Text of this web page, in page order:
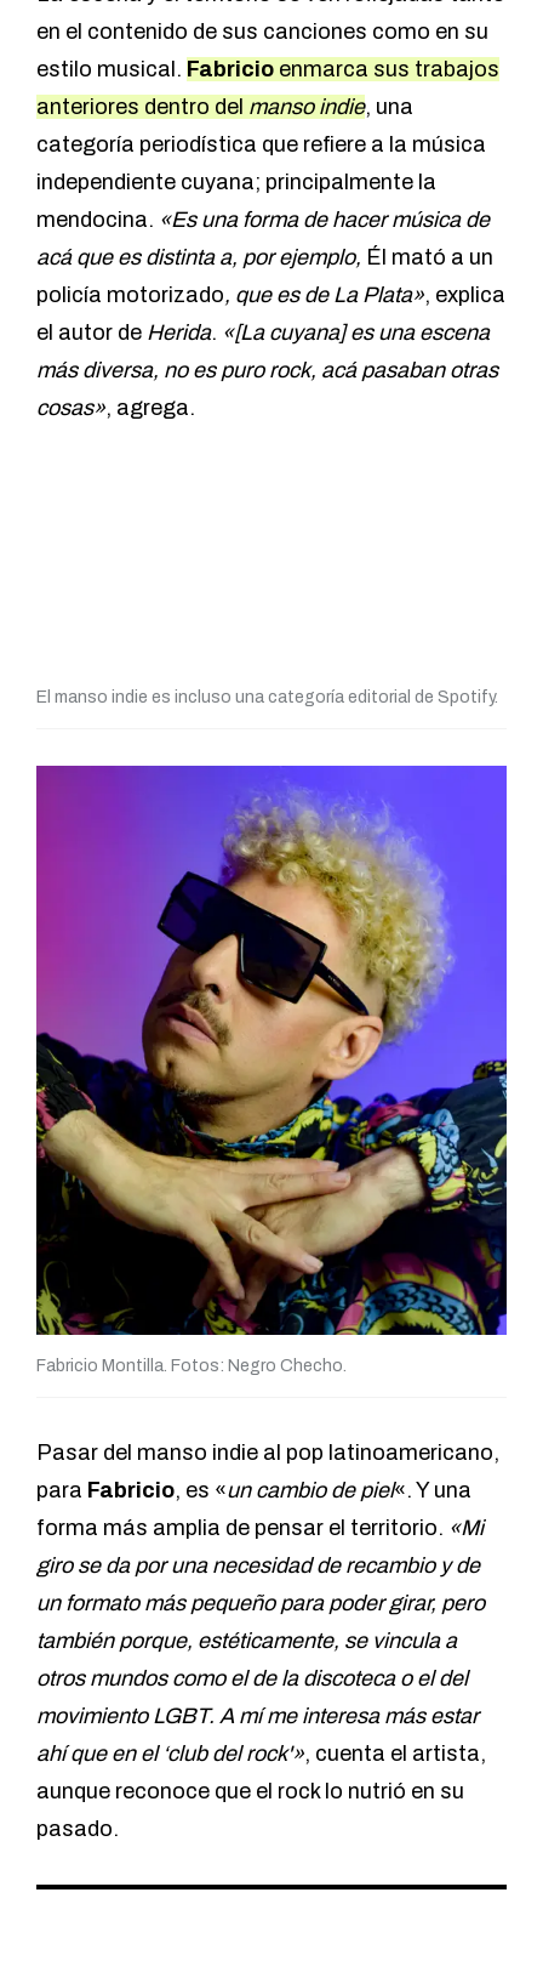
en el contenido de sus canciones como en su
estilo musical. Fabricio enmarca sus trabajos
anteriores dentro del manso indie, una
categoría periodística que refiere a la música
independiente cuyana; principalmente la
mendocina. «Es una forma de hacer música de
acá que es distinta a, por ejemplo, Él mató a un
policía motorizado, que es de La Plata», explica
el autor de Herida. «[La cuyana] es una escena
más diversa, no es puro rock, acá pasaban otras
cosas», agrega.
El manso indie es incluso una categoría editorial de Spotify.
Fabricio Montilla. Fotos: Negro Checho.
Pasar del manso indie al pop latinoamericano,
para Fabricio, es «un cambio de piel«. Y una
forma más amplia de pensar el territorio. «Mi
giro se da por una necesidad de recambio y de
un formato más pequeño para poder girar, pero
también porque, estéticamente, se vincula a
otros mundos como el de la discoteca o el del
movimiento LGBT. A mí me interesa más estar
ahí que en el ‘club del rock'», cuenta el artista,
aunque reconoce que el rock lo nutrió en su
pasado.